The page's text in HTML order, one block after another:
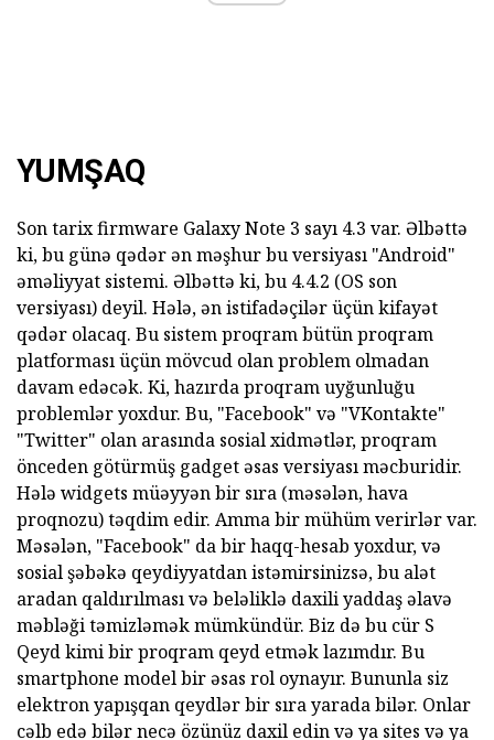
YUMŞAQ
Son tarix firmware Galaxy Note 3 sayı 4.3 var. Əlbəttə
ki, bu günə qədər ən məşhur bu versiyası "Android"
əməliyyat sistemi. Əlbəttə ki, bu 4.4.2 (OS son
versiyası) deyil. Hələ, ən istifadəçilər üçün kifayət
qədər olacaq. Bu sistem proqram bütün proqram
platforması üçün mövcud olan problem olmadan
davam edəcək. Ki, hazırda proqram uyğunluğu
problemlər yoxdur. Bu, "Facebook" və "VKontakte"
"Twitter" olan arasında sosial xidmətlər, proqram
önceden götürmüş gadget əsas versiyası məcburidir.
Hələ widgets müəyyən bir sıra (məsələn, hava
proqnozu) təqdim edir. Amma bir mühüm verirlər var.
Məsələn, "Facebook" da bir haqq-hesab yoxdur, və
sosial şəbəkə qeydiyyatdan istəmirsinizsə, bu alət
aradan qaldırılması və beləliklə daxili yaddaş əlavə
məbləği təmizləmək mümkündür. Biz də bu cür S
Qeyd kimi bir proqram qeyd etmək lazımdır. Bu
smartphone model bir əsas rol oynayır. Bununla siz
elektron yapışqan qeydlər bir sıra yarada bilər. Onlar
cəlb edə bilər necə özünüz daxil edin və ya sites və ya